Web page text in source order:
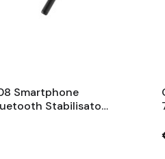
Smartphone
Stabilisator